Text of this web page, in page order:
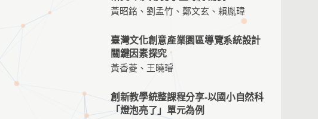
黃昭銘、劉孟竹、鄭文玄、賴胤瑋
臺灣文化創意產業園區導覽系統設計
關鍵因素探究
黃香菱、王曉璿
創新教學統整課程分享-以國小自然科
「燈泡亮了」單元為例